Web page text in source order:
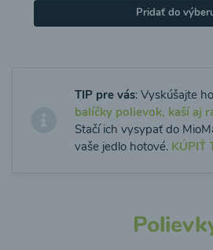
Pridať do
TIP pre vás: Vyskúšajte
balíčky polievok, kaší aj
Stačí ich vysypať do
vaše jedlo hotové. KÚPIŤ